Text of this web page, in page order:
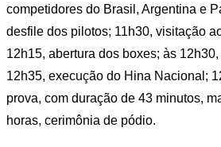
competidores do Brasil, Argentina e
desfile dos pilotos; 11h30, visitação
12h15, abertura dos boxes; às
12h35, execução do Hina Nacional;
prova, com duração de 43 minutos,
horas, cerimônia de pódio.